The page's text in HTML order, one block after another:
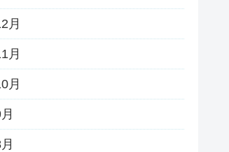
月
月
月